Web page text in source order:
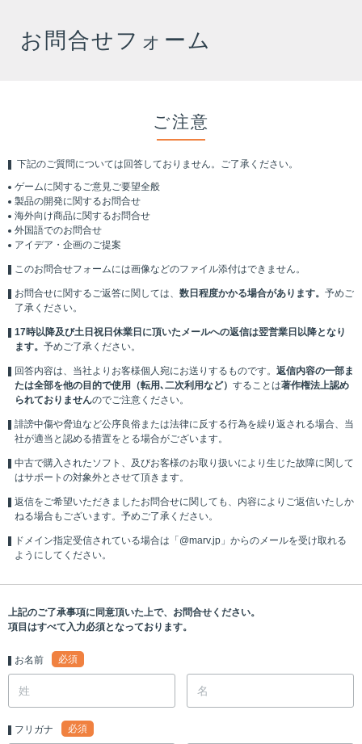
お問合せフォーム
ご注意
下記のご質問については回答しておりません。ご了承ください。
ゲームに関するご意見ご要望全般
製品の開発に関するお問合せ
海外向け商品に関するお問合せ
外国語でのお問合せ
アイデア・企画のご提案
このお問合せフォームには画像などのファイル添付はできません。
お問合せに関するご返答に関しては、 数日程度かかる場合があります。 予めご
了承ください。
17時以降及び土日祝日休業日に頂いたメールへの返信は翌営業日以降となり
ます。 予めご了承ください。
回答内容は、当社よりお客様個人宛にお送りするものです。 返信内容の一部ま
たは全部を他の目的で使用（転用､二次利用など） することは著作権法上認め
られておりませんのでご注意ください。
誹謗中傷や脅迫など公序良俗または法律に反する行為を繰り返される場合、当
社が適当と認める措置をとる場合がございます。
中古で購入されたソフト、及びお客様のお取り扱いにより生じた故障に関して
はサポートの対象外とさせて頂きます。
返信をご希望いただきましたお問合せに関しても、内容によりご返信いたしか
ねる場合もございます。予めご了承ください。
ドメイン指定受信されている場合は「@marv.jp」からのメールを受け取れる
ようにしてください。
上記のご了承事項に同意頂いた上で、お問合せください。
項目はすべて入力必須となっております。
お名前 必須
フリガナ 必須